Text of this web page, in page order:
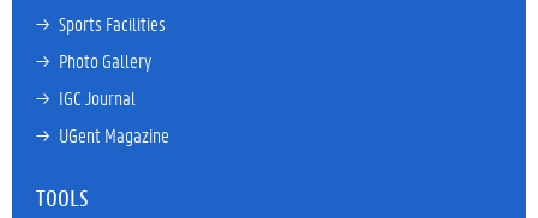
→ Sports Facilities
→ Photo Gallery
→ IGC Journal
→ UGent Magazine
TOOLS